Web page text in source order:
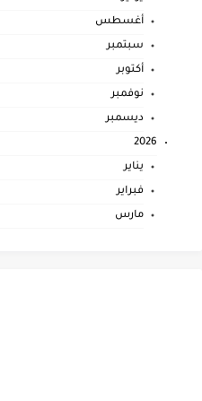
أغسطس
سبتمبر
أكتوبر
نوفمبر
ديسمبر
2026
يناير
فبراير
مارس